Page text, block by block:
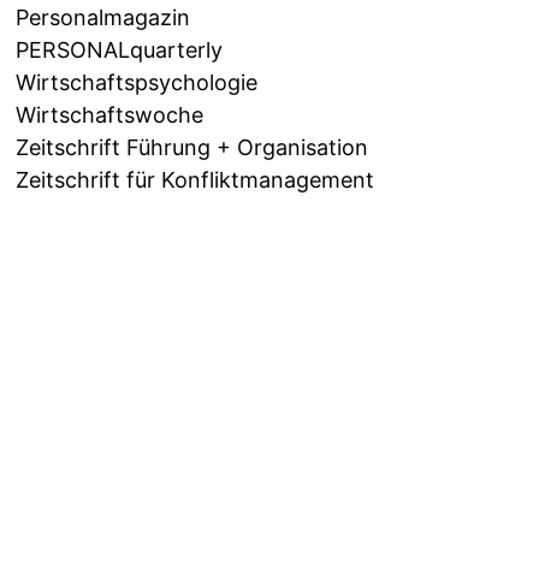
Personalmagazin
PERSONALquarterly
Wirtschaftspsychologie
Wirtschaftswoche
Zeitschrift Führung + Organisation
Zeitschrift für Konfliktmanagement